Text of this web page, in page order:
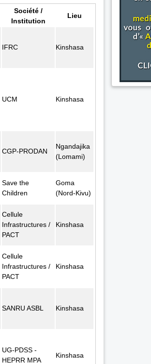
Société /
Institution
Lieu
IFRC Kinshasa
UCM Kinshasa
CGP-PRODAN
Ngandajika
(Lomami)
Save the
Children
Goma
(Nord-Kivu)
Cellule
Infrastructures /
PACT
Kinshasa
Cellule
Infrastructures /
PACT
Kinshasa
SANRU ASBL Kinshasa
UG-PDSS -
HEPRR MPA
Kinshasa